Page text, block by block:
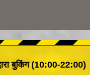
बुकिंग (10:00-22:00)